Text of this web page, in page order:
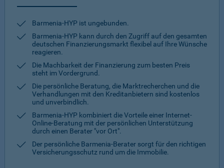
Barmenia-HYP ist ungebunden.
Barmenia-HYP kann durch den Zugriff auf den gesamten
deutschen Finanzierungsmarkt flexibel auf Ihre Wünsche
reagieren.
Die Machbarkeit der Finanzierung zum besten Preis
steht im Vordergrund.
Die persönliche Beratung, die Marktrecherchen und die
Verhandlungen mit den Kreditanbietern sind kostenlos
und unverbindlich.
Barmenia-HYP kombiniert die Vorteile einer Internet-
Online-Beratung mit der persönlichen Unterstützung
durch einen Berater "vor Ort".
Der persönliche Barmenia-Berater sorgt für den richtigen
Versicherungsschutz rund um die Immobilie.